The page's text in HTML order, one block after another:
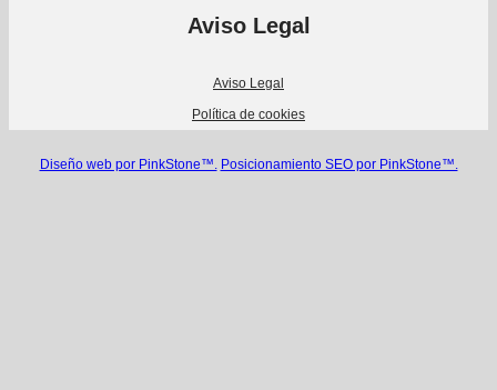
Aviso Legal
Aviso Legal
Política de cookies
Diseño web por PinkStone™. Posicionamiento SEO por PinkStone™.